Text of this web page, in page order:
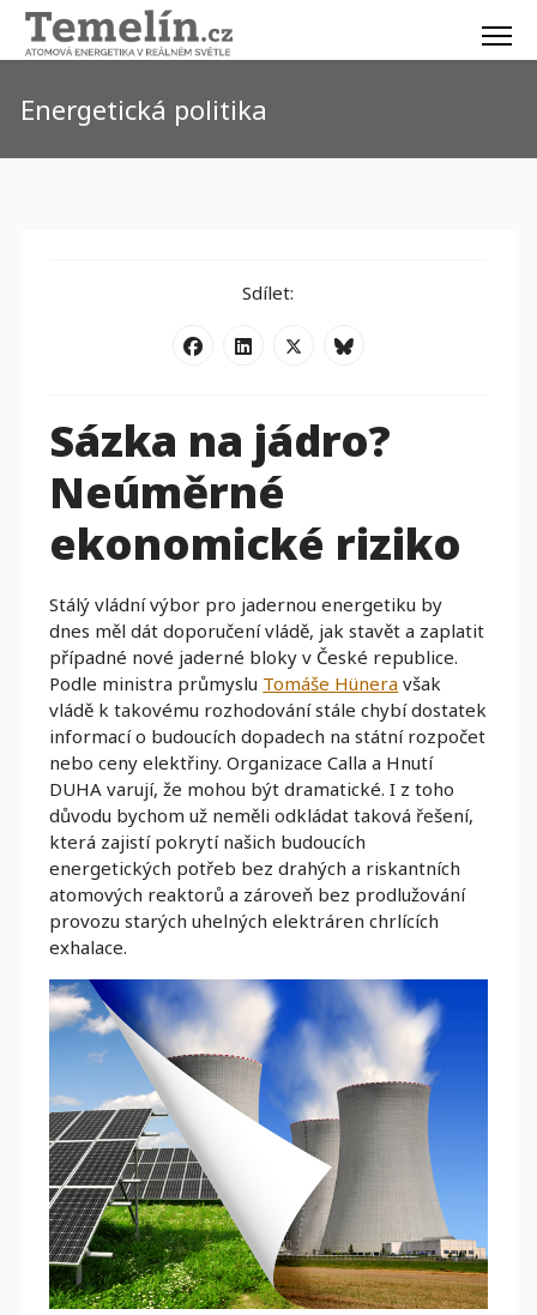
Energetická politika
Sdílet:
Sázka na jádro?
Neúměrné
ekonomické riziko
Stálý vládní výbor pro jadernou energetiku by
dnes měl dát doporučení vládě, jak stavět a zaplatit
případné nové jaderné bloky v České republice.
Podle ministra průmyslu Tomáše Hünera však
vládě k takovému rozhodování stále chybí dostatek
informací o budoucích dopadech na státní rozpočet
nebo ceny elektřiny. Organizace Calla a Hnutí
DUHA varují, že mohou být dramatické. I z toho
důvodu bychom už neměli odkládat taková řešení,
která zajistí pokrytí našich budoucích
energetických potřeb bez drahých a riskantních
atomových reaktorů a zároveň bez prodlužování
provozu starých uhelných elektráren chrlících
exhalace.